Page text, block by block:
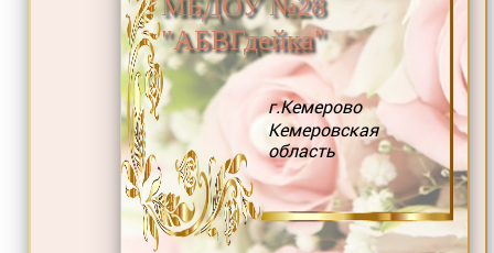
"АБВГдейка"
г.Кемерово
Кемеровская
область